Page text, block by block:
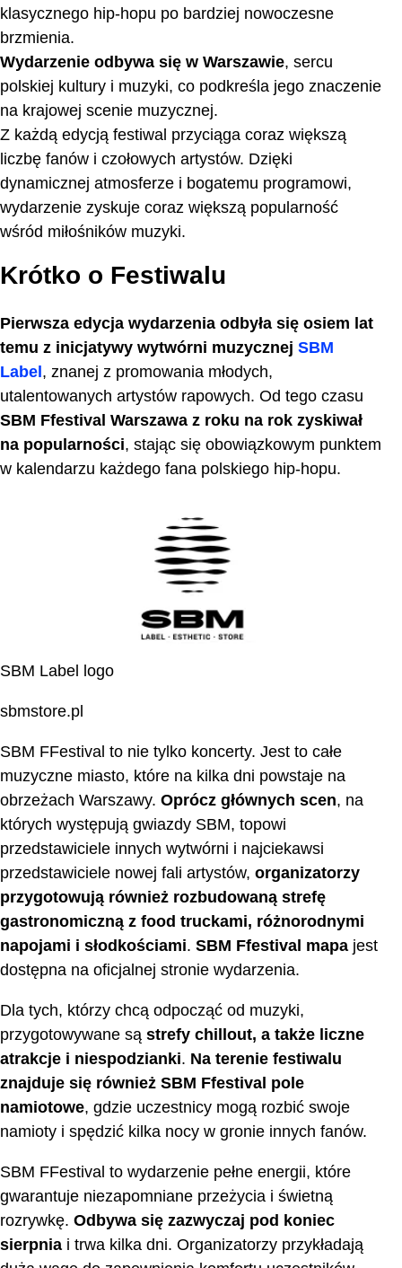
klasycznego hip-hopu po bardziej nowoczesne
brzmienia.
Wydarzenie odbywa się w Warszawie, sercu
polskiej kultury i muzyki, co podkreśla jego znaczenie
na krajowej scenie muzycznej.
Z każdą edycją festiwal przyciąga coraz większą
liczbę fanów i czołowych artystów. Dzięki
dynamicznej atmosferze i bogatemu programowi,
wydarzenie zyskuje coraz większą popularność
wśród miłośników muzyki.
Krótko o Festiwalu
Pierwsza edycja wydarzenia odbyła się osiem lat
temu z inicjatywy wytwórni muzycznej SBM
Label, znanej z promowania młodych,
utalentowanych artystów rapowych. Od tego czasu
SBM Ffestival Warszawa z roku na rok zyskiwał
na popularności, stając się obowiązkowym punktem
w kalendarzu każdego fana polskiego hip-hopu.
SBM Label logo
sbmstore.pl
SBM FFestival to nie tylko koncerty. Jest to całe
muzyczne miasto, które na kilka dni powstaje na
obrzeżach Warszawy. Oprócz głównych scen, na
których występują gwiazdy SBM, topowi
przedstawiciele innych wytwórni i najciekawsi
przedstawiciele nowej fali artystów, organizatorzy
przygotowują również rozbudowaną strefę
gastronomiczną z food truckami, różnorodnymi
napojami i słodkościami. SBM Ffestival mapa jest
dostępna na oficjalnej stronie wydarzenia.
Dla tych, którzy chcą odpocząć od muzyki,
przygotowywane są strefy chillout, a także liczne
atrakcje i niespodzianki. Na terenie festiwalu
znajduje się również SBM Ffestival pole
namiotowe, gdzie uczestnicy mogą rozbić swoje
namioty i spędzić kilka nocy w gronie innych fanów.
SBM FFestival to wydarzenie pełne energii, które
gwarantuje niezapomniane przeżycia i świetną
rozrywkę. Odbywa się zazwyczaj pod koniec
sierpnia i trwa kilka dni. Organizatorzy przykładają